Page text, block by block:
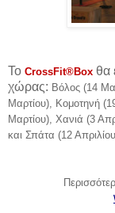
Το CrossFit®Box θα
χώρας: Βόλος (14
Μαρτίου), Κομοτηνή
Μαρτίου), Χανιά (3
και Σπάτα (12